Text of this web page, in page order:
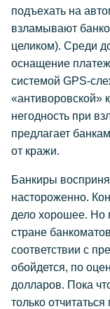
подъехать на
взламывают
целиком). Среди
оснащение
системой GPS-
«антиворовской»
негодность при
предлагает
от кражи.
Банкиры
настороженно.
дело хорошее. Но
стране
соответствии с
обойдется, по
долларов. Пока
только